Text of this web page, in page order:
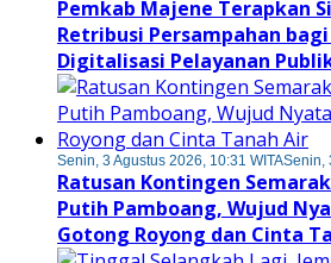
Pemkab Majene Terapkan
Retribusi Persampahan
Digitalisasi Pelayanan
Senin, 3 Agustus 2026, 10:31 WITASenin,
Ratusan Kontingen
Putih Pamboang, Wujud
Gotong Royong dan Cinta